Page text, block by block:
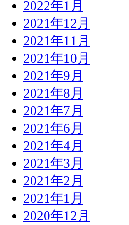
2022年1月
2021年12月
2021年11月
2021年10月
2021年9月
2021年8月
2021年7月
2021年6月
2021年4月
2021年3月
2021年2月
2021年1月
2020年12月